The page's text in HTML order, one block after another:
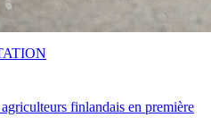
finlandais en première